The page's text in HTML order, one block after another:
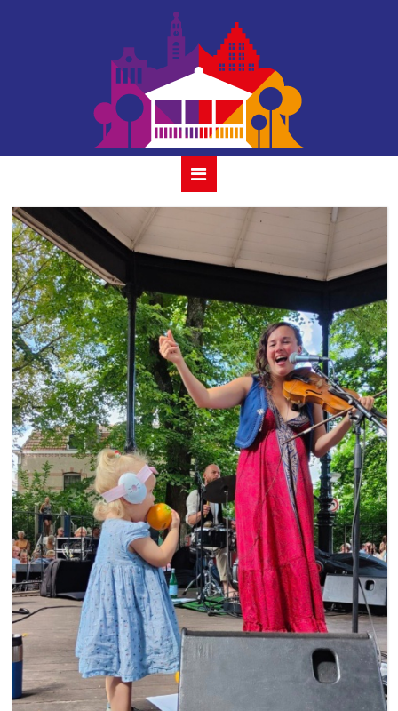
balcony-20-
augustus-2023_03